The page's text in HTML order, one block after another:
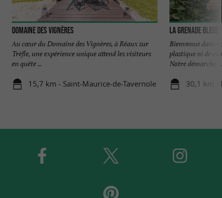
Domaine des Vignères
Au cœur du Domaine des Vignères, à Réaux sur
Trèfle, une expérience unique attend les visiteurs
en quête ...
15,7 km - Saint-Maurice-de-Tavernole
La Grenade Bleue
Bienvenue dans
plastique ni de
Notre démarche ...
30,1 km -